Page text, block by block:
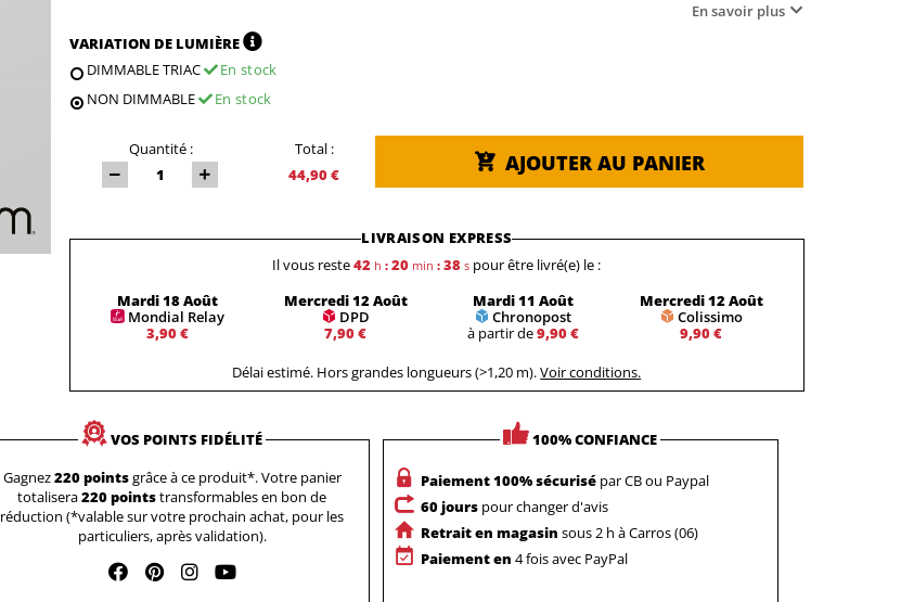
En savoir plus
VARIATION DE LUMIÈRE
DIMMABLE TRIAC
En stock
NON DIMMABLE
En stock
Quantité :
Total :
44,90 €
AJOUTER AU PANIER
LIVRAISON EXPRESS
Il vous reste42 h : 20 min : 36 s pour être livré(e) le :
Mardi 18 Août
Mondial Relay
3,90 €
Mercredi 12 Août
DPD
7,90 €
Mardi 11 Août
Chronopost
à partir de9,90 €
Mercredi 12 Août
Colissimo
9,90 €
Délai estimé. Hors grandes longueurs (>1,20 m).Voir conditions.
VOS POINTS FIDÉLITÉ
Gagnez220 pointsgrâce à ce produit*. Votre panier
totalisera220 pointstransformables en bon de
réduction (*valable sur votre prochain achat, pour les
particuliers, après validation).
100% CONFIANCE
Paiement 100% sécurisépar CB ou Paypal
60 jourspour changer d'avis
Retrait en magasin sous 2 h à Carros (06)
Paiement en 4 fois avec PayPal